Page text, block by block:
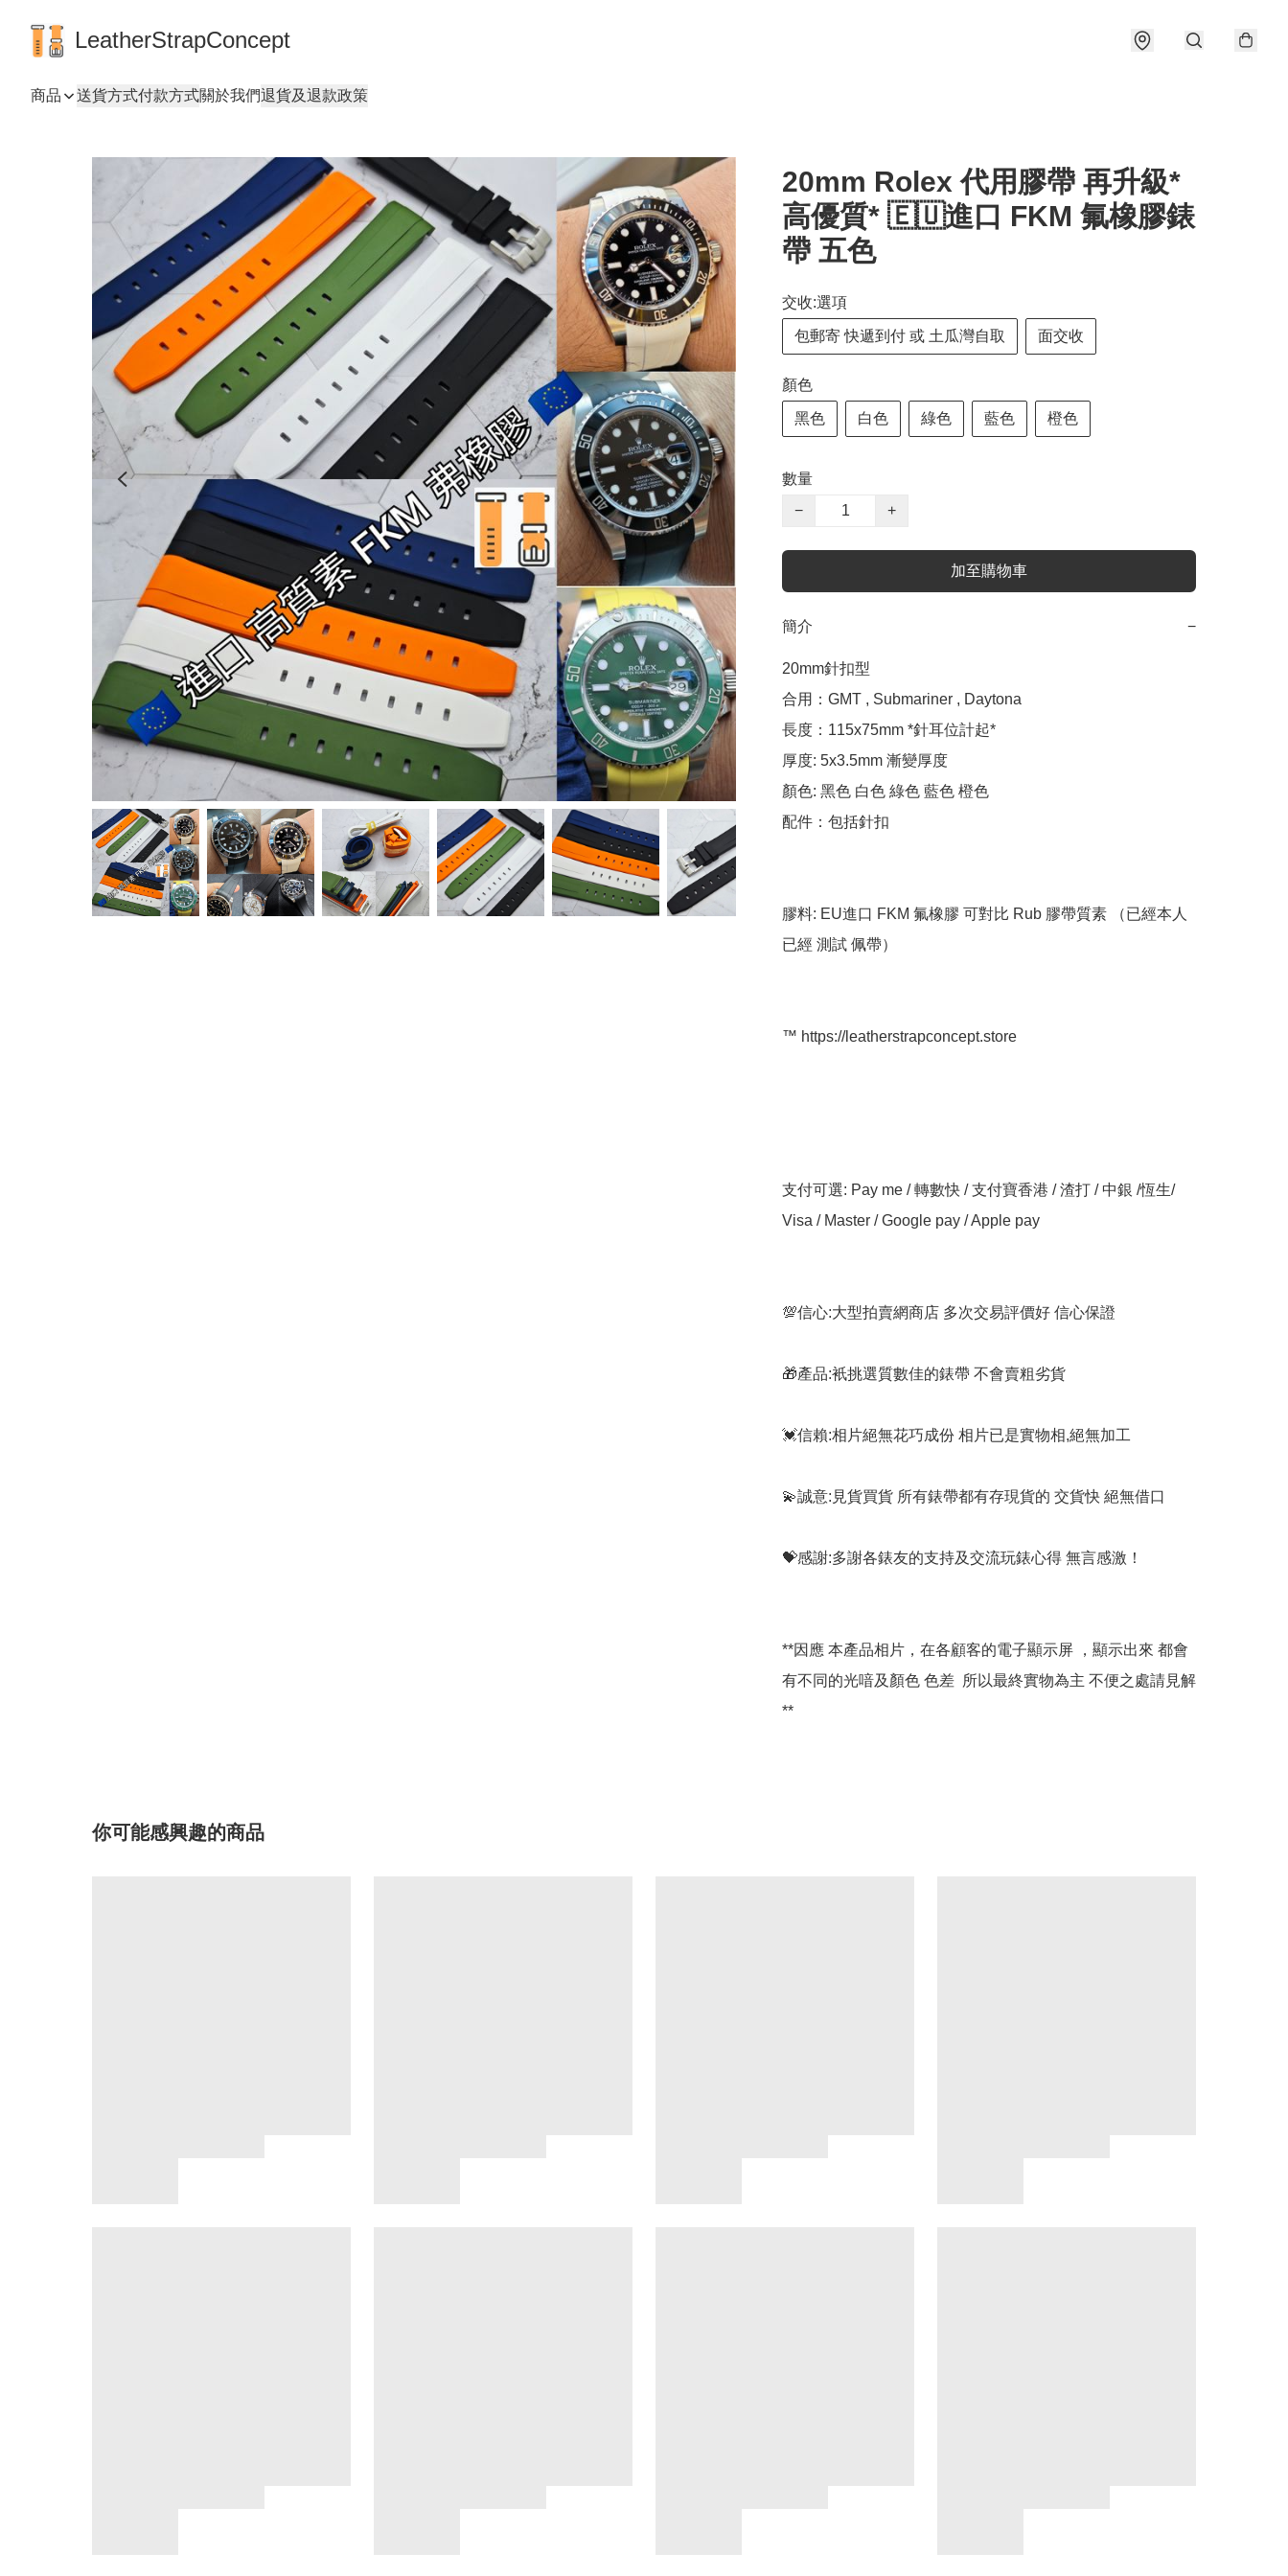
LeatherStrapConcept
商品 送貨方式付款方式關於我們退貨及退款政策
20mm Rolex 代用膠帶 再升級*
高優質* 🇪🇺進口 FKM 氟橡膠錶
帶 五色
交收:選項
包郵寄 快遞到付 或 土瓜灣自取 面交收
顏色
黑色 白色 綠色 藍色 橙色
數量
−
+
加至購物車
簡介 −
20mm針扣型
合用：GMT , Submariner , Daytona
長度：115x75mm *針耳位計起*
厚度: 5x3.5mm 漸變厚度
顏色: 黑色 白色 綠色 藍色 橙色
配件：包括針扣
膠料: EU進口 FKM 氟橡膠 可對比 Rub 膠帶質素 （已經本人
已經 測試 佩帶）
™️ https://leatherstrapconcept.store
支付可選: Pay me / 轉數快 / 支付寶香港 / 渣打 / 中銀 /恆生/
Visa / Master / Google pay / Apple pay
💯信心:大型拍賣網商店 多次交易評價好 信心保證
🎁產品:衹挑選質數佳的錶帶 不會賣粗劣貨
💓信賴:相片絕無花巧成份 相片已是實物相,絕無加工
💫誠意:見貨買貨 所有錶帶都有存現貨的 交貨快 絕無借口
💝感謝:多謝各錶友的支持及交流玩錶心得 無言感激！
**因應 本產品相片，在各顧客的電子顯示屏 ，顯示出來 都會
有不同的光喑及顏色 色差  所以最終實物為主 不便之處請見解
你可能感興趣的商品